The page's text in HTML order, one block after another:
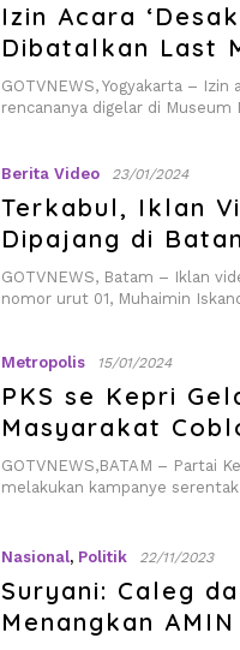
Izin Acara
Dibatalkan Last
GOTVNEWS, Yogyakarta –
rencananya digelar di
Berita Video 23/01/2024
Terkabul, Iklan
Dipajang di
GOTVNEWS, Batam – Iklan
nomor urut 01, Muhaimin
Metropolis 15/01/2024
PKS se Kepri
Masyarakat
GOTVNEWS,BATAM – Partai
melakukan kampanye
Nasional, Politik 22/11/2023
Suryani: Caleg
Menangkan